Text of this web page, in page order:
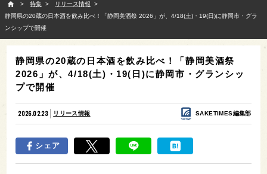
特集
リリース情報
静岡県の20蔵の日本酒を飲み比べ！「静岡美酒祭 2026」が、4/18(土)・19(日)に静岡市・グラ
ンシップで開催
静岡県の20蔵の日本酒を飲み比べ！「静岡美酒祭
2026」が、4/18(土)・19(日)に静岡市・グランシッ
プで開催
2026.02.23 リリース情報 SAKETIMES編集部
シェア